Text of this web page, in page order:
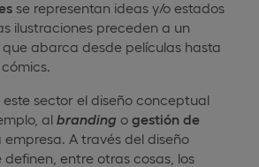
se representan ideas y/o estados
ilustraciones preceden a un
abarca desde películas hasta
este sector el diseño conceptual
al branding o gestión de
empresa. A través del diseño
entre otras cosas, los